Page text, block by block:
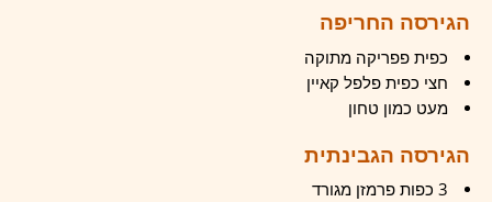
הגירסה החריפה
כפית פפריקה מתוקה
חצי כפית פלפל קאיין
מעט כמון טחון
הגירסה הגבינתית
3 כפות פרמזן מגורד